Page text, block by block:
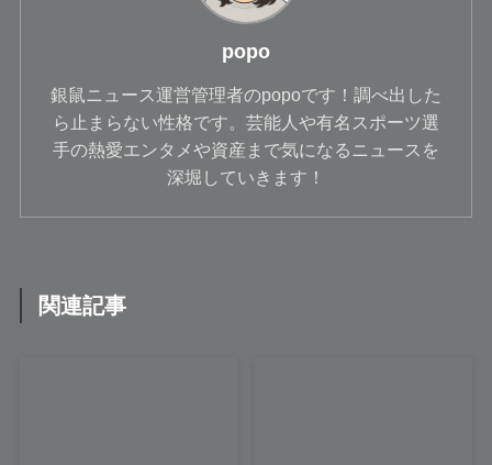
popo
銀鼠ニュース運営管理者のpopoです！調べ出した
ら止まらない性格です。芸能人や有名スポーツ選
手の熱愛エンタメや資産まで気になるニュースを
深堀していきます！
関連記事